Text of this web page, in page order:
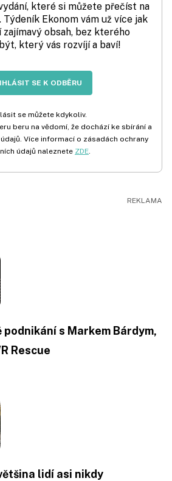
které si můžete přečíst na
Týdeník Ekonom vám už více jak
obsah, bez kterého
který vás rozvíjí a baví!
SE K ODBĚRU
se můžete kdykoliv.
beru na vědomí, že dochází ke sbírání a
Více informací o zásadách ochrany
údajů naleznete ZDE.
podnikání s Markem Bárdym,
Rescue
lidí asi nikdy